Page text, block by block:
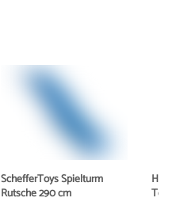
SchefferToys Spielturm
Rutsche 290 cm